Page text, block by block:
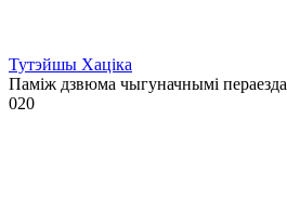
Тутэйшы Хаціка
Паміж дзвюма чыгуначнымі
020